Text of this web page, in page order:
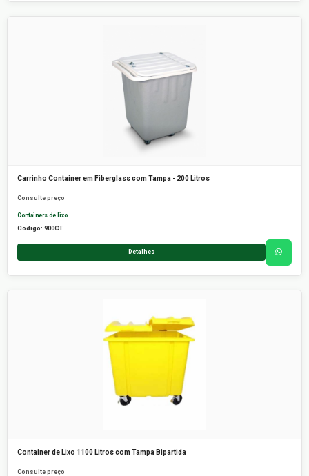
Carrinho Container em Fiberglass com Tampa - 200 Litros
Consulte preço
Containers de lixo
Código: 900CT
Detalhes
Container de Lixo 1100 Litros com Tampa Bipartida
Consulte preço